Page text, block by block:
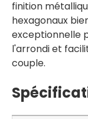
finition
hexagonaux
exceptionnelle
l'arrondi et
couple.